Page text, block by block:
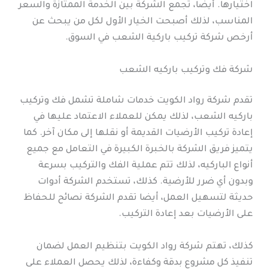
اختيارها. أيضا، تجمع الشركة بين الخدمة الممتازة والسعر
المناسب، لذلك أصبحت الخيار الأول لكل من يبحث عن
أرخص شركة تركيب باركية الشعب في السوق.
شركة فك وتركيب باركيه الشعب
تقدم شركة رواد الكويت خدمات شاملة تشمل فك وتركيب
باركيه الشعب، لذلك يمكن للعملاء الاعتماد عليها في
إعادة تركيب الأرضيات القديمة أو نقلها إلى مكان آخر. كما
يتميز فريق الشركة بالخبرة الكبيرة في التعامل مع جميع
أنواع الباركيه، لذلك تتم عملية الفك والتركيب بسرعة
وبدون أي ضرر للأرضية. كذلك، تستخدم الشركة أدوات
حديثة لتسهيل العمل، أيضا تقدم الشركة نصائح للحفاظ
على الأرضيات بعد إعادة التركيب.
كذلك، تهتم شركة رواد الكويت بتنظيم العمل لضمان
تنفيذ كل مشروع بدقة وكفاءة، لذلك يحصل العملاء على